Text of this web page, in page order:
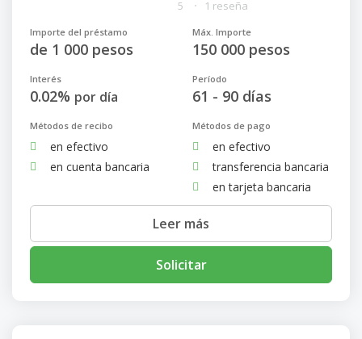
5 1 reseña
Importe del préstamo
de 1 000 pesos
Máx. Importe
150 000 pesos
Interés
0.02% por día
Período
61 - 90 días
Métodos de recibo
en efectivo
en cuenta bancaria
Métodos de pago
en efectivo
transferencia bancaria
en tarjeta bancaria
Leer más
Solicitar